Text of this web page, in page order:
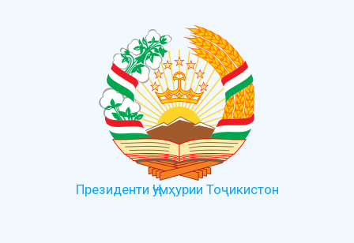
Президенти Ҷумҳурии Тоҷикистон